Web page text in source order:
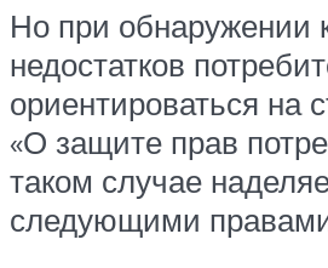
Но при обнаружении
недостатков
ориентироваться на
«О защите прав
таком случае
следующими